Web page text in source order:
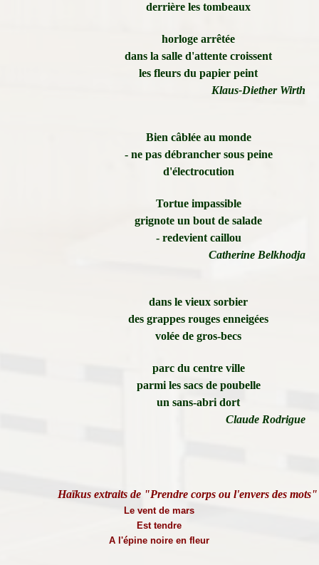
derrière les tombeaux
horloge arrêtée
dans la salle d'attente croissent
les fleurs du papier peint
Klaus-Diether Wirth
Bien câblée au monde
- ne pas débrancher sous peine
d'électrocution
Tortue impassible
grignote un bout de salade
- redevient caillou
Catherine Belkhodja
dans le vieux sorbier
des grappes rouges enneigées
volée de gros-becs
parc du centre ville
parmi les sacs de poubelle
un sans-abri dort
Claude Rodrigue
Haïkus extraits de "Prendre corps ou l'envers des
Le vent de mars
Est tendre
A l'épine noire en fleur